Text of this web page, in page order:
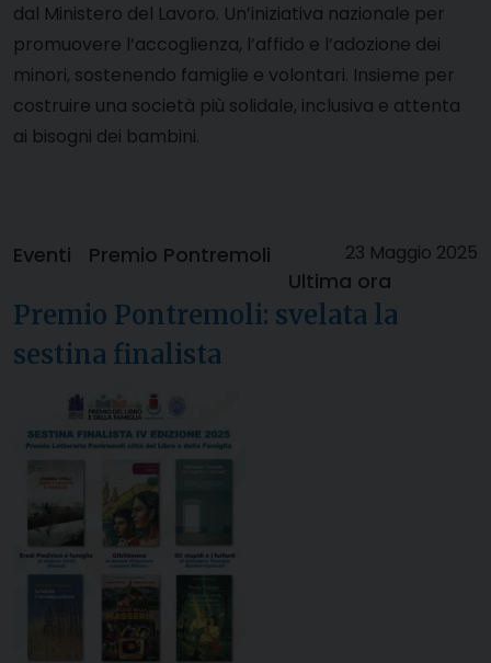
dal Ministero del Lavoro. Un’iniziativa nazionale per
promuovere l’accoglienza, l’affido e l’adozione dei
minori, sostenendo famiglie e volontari. Insieme per
costruire una società più solidale, inclusiva e attenta
ai bisogni dei bambini.
23 Maggio 2025
Eventi
Premio Pontremoli
Ultima ora
Premio Pontremoli: svelata la
sestina finalista